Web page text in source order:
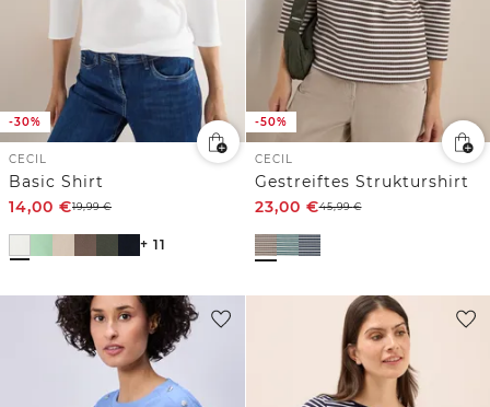
-30%
CECIL
Basic Shirt
14,00 €19,99€
+ 11
-50%
CECIL
Gestreiftes Strukturshirt
23,00 €45,99€